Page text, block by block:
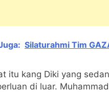
Silaturahmi Tim
itu kang Diki yang
di luar.